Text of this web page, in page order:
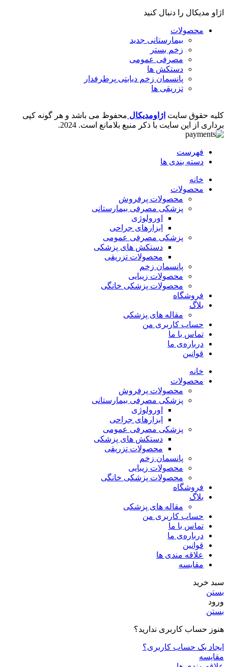
اژاو مدیکال را دنبال کنید
محصولات
بیمارستانی جدید
زخم بستر
مصرفی عمومی
دستکش ها
پانسمان زخم دیابتی پرطرفدار
تزریقی ها
کلیه حقوق سایت اژاومدیکال محفوظ می باشد و هر گونه کپی
برداری از این سایت با ذکر منبع بلامانع است. 2024.
فهرست
دسته بندی ها
خانه
محصولات
محصولات پرفروش
پزشکی مصرفی بیمارستانی
اورولوژی
ابزارهای جراحی
پزشکی مصرفی عمومی
دستکش های پزشکی
محصولات تزریقی
پانسمان زخم
محصولات زیبایی
محصولات پزشکی خانگی
فروشگاه
بلاگ
مقاله های پزشکی
حساب کاربری من
تماس با ما
درباره‌ی ما
قوانین
خانه
محصولات
محصولات پرفروش
پزشکی مصرفی بیمارستانی
اورولوژی
ابزارهای جراحی
پزشکی مصرفی عمومی
دستکش های پزشکی
محصولات تزریقی
پانسمان زخم
محصولات زیبایی
محصولات پزشکی خانگی
فروشگاه
بلاگ
مقاله های پزشکی
حساب کاربری من
تماس با ما
درباره‌ی ما
قوانین
علاقه مندی ها
مقایسه
سبد خرید
بستن
ورود
بستن
هنوز حساب کاربری ندارید؟
ایجاد یک حساب کاربری؟
مقایسه